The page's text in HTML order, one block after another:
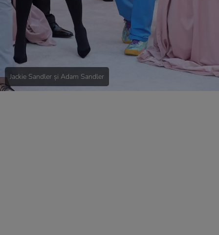
Jackie Sandler și Adam Sandler